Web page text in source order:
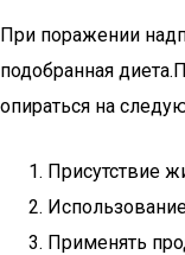
При поражении
подобранная
опираться на
Присутствие
Применять